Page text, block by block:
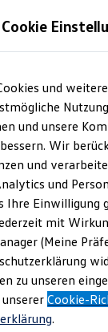
Sondermodelle
CUV
Fahrzeuge
Produkte
Marktplatz
Sondermodelle
bei
Cookie
und
und unsere
Wir
und
und
Ihre Einwilligung
mit
(Meine
zu unseren
unsererCookie-
.